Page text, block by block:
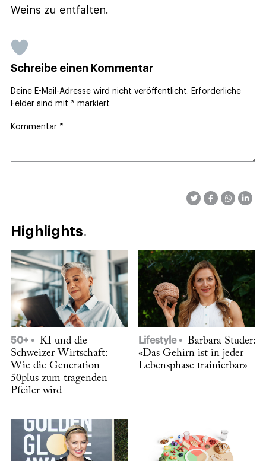
Weins zu entfalten.
Schreibe einen Kommentar
Deine E-Mail-Adresse wird nicht veröffentlicht. Erforderliche
Felder sind mit * markiert
Kommentar *
Highlights
50+
KI und die
Schweizer Wirtschaft:
Wie die Generation
50plus zum tragenden
Pfeiler wird
Lifestyle
Barbara Studer:
«Das Gehirn ist in jeder
Lebensphase trainierbar»